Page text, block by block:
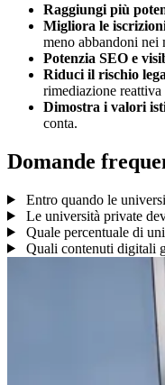
Raggiungi più
Migliora le
meno abbandoni nei
Potenzia SEO e
Riduci il rischio
rimediazione
Dimostra i valori
conta.
Domande
Entro quando le
Le università private
Quale percentuale di
Quali contenuti digitali